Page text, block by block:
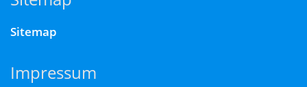
Sitemap
Impressum